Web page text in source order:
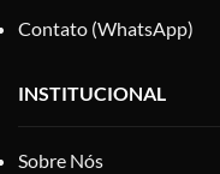
Contato (WhatsApp)
INSTITUCIONAL
Sobre Nós